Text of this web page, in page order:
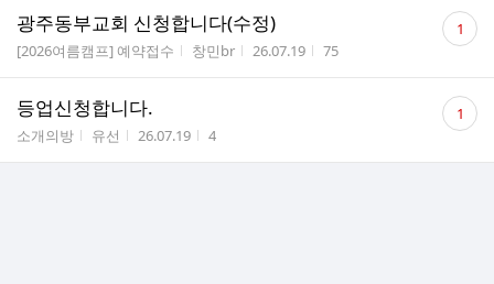
광주동부교회 신청합니다(수정)
게시판명
[2026여름캠프] 예약접수 작성자
창민br 작성시간
26.07.19 조회수
75
댓
글 1
등업신청합니다.
게시판명
소개의방 작성자
유선 작성시간
26.07.19 조회수
4
댓
글 1